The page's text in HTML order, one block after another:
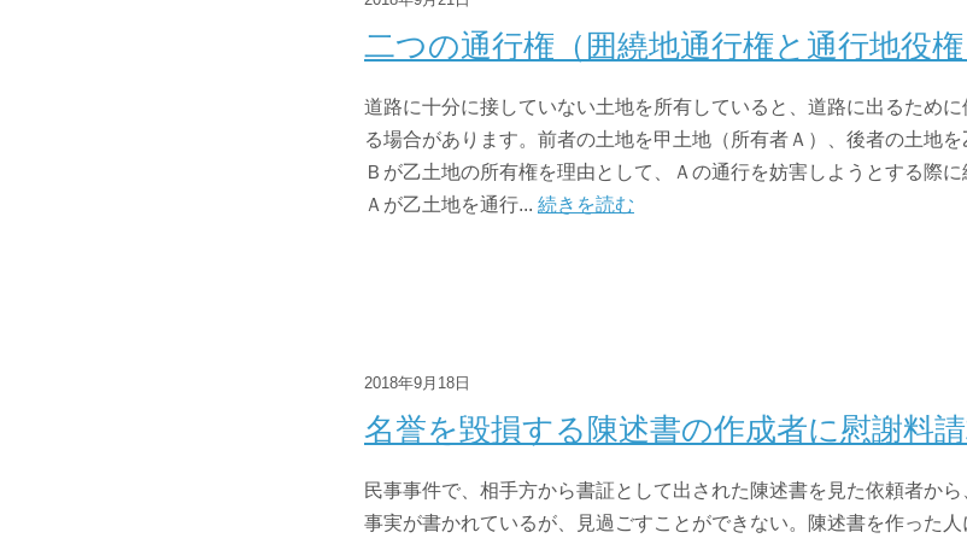
二つの通行権（囲繞地通行権と通行地役権
道路に十分に接していない土地を所有していると、道路に出るため
る場合があります。前者の土地を甲土地（所有者Ａ）、後者の土地を
Ｂが乙土地の所有権を理由として、Ａの通行を妨害しようとする際に
Ａが乙土地を通行... 続きを読む
2018年9月18日
名誉を毀損する陳述書の作成者に慰謝料
民事事件で、相手方から書証として出された陳述書を見た依頼者か
事実が書かれているが、見過ごすことができない。陳述書を作った